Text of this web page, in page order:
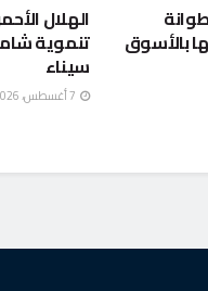
395 أسطوانة
بالأسوق
الهلال
تنموية
سيناء